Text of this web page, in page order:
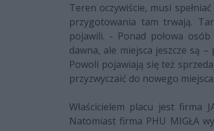
Teren oczywiście, musi
przygotowania tam trwają.
pojawili. - Ponad połowa
dawna, ale miejsca jeszcze są
Powoli pojawiają się też
przyzwyczaić do nowego
Właścicielem placu jest firma
Natomiast firma PHU MIGŁA